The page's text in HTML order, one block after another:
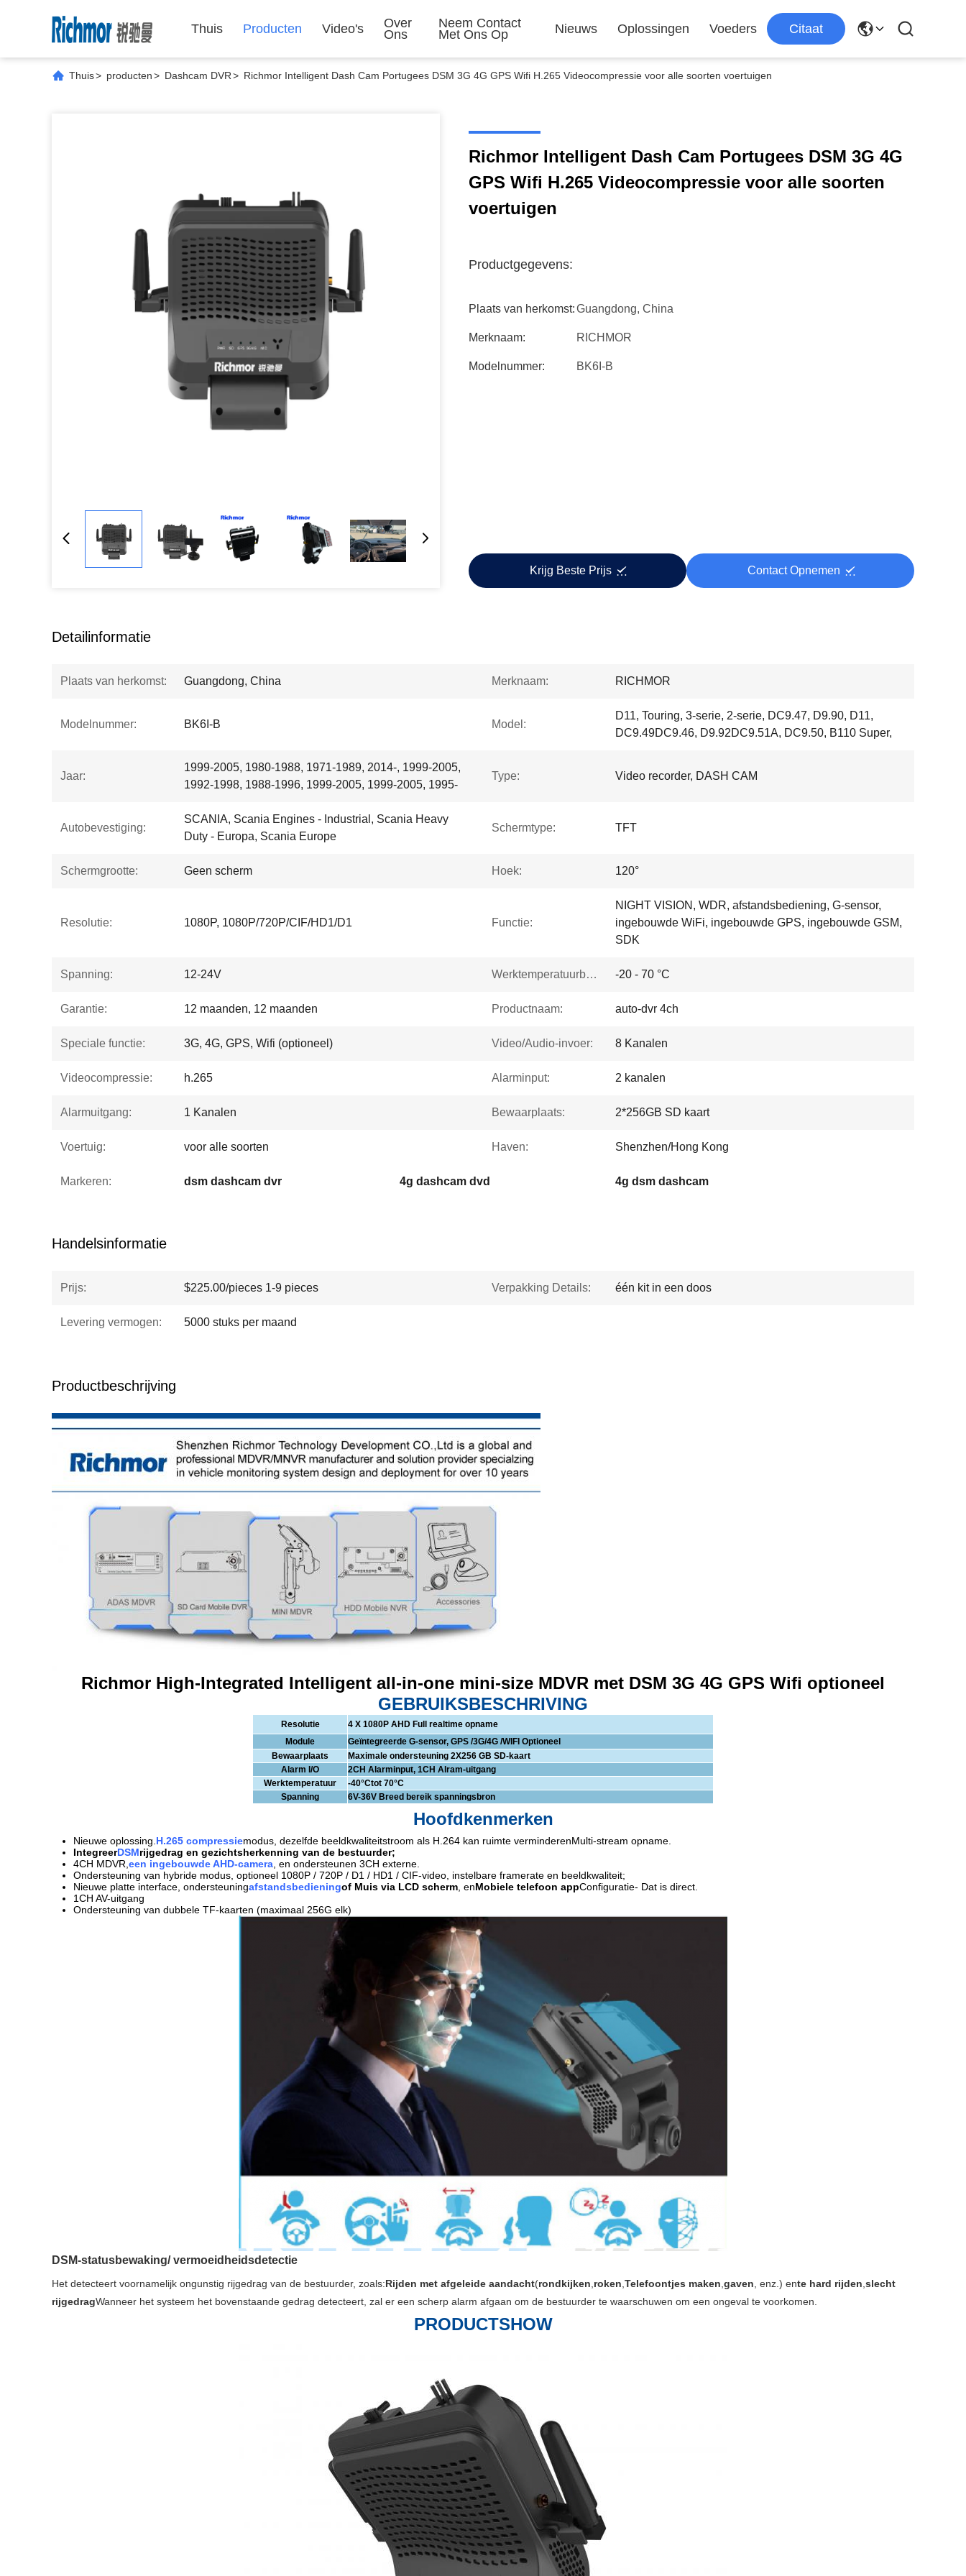
Thuis Producten Video's
Over
Ons
Neem Contact
Met Ons Op
Nieuws Oplossingen Voeders Citaat
Thuis> producten> Dashcam DVR> Richmor Intelligent Dash Cam Portugees DSM 3G 4G GPS Wifi H.265 Videocompressie voor alle soorten voertuigen
Richmor Intelligent Dash Cam Portugees DSM 3G 4G
GPS Wifi H.265 Videocompressie voor alle soorten
voertuigen
Productgegevens:
Plaats van herkomst:Guangdong, China
Merknaam: RICHMOR
Modelnummer: BK6I-B
Krijg Beste Prijs Contact Opnemen
Detailinformatie
Plaats van herkomst: Guangdong, China Merknaam: RICHMOR
Modelnummer: BK6I-B Model:
D11, Touring, 3-serie, 2-serie, DC9.47, D9.90, D11,
DC9.49DC9.46, D9.92DC9.51A, DC9.50, B110 Super,
Jaar:
1999-2005, 1980-1988, 1971-1989, 2014-, 1999-2005,
1992-1998, 1988-1996, 1999-2005, 1999-2005, 1995-
Type: Video recorder, DASH CAM
Autobevestiging:
SCANIA, Scania Engines - Industrial, Scania Heavy
Duty - Europa, Scania Europe
Schermtype: TFT
Schermgrootte: Geen scherm Hoek: 120°
Resolutie: 1080P, 1080P/720P/CIF/HD1/D1 Functie:
NIGHT VISION, WDR, afstandsbediening, G-sensor,
ingebouwde WiFi, ingebouwde GPS, ingebouwde GSM,
SDK
Spanning: 12-24V Werktemperatuurbereik: -20 - 70 °C
Garantie: 12 maanden, 12 maanden Productnaam: auto-dvr 4ch
Speciale functie: 3G, 4G, GPS, Wifi (optioneel) Video/Audio-invoer: 8 Kanalen
Videocompressie: h.265 Alarminput: 2 kanalen
Alarmuitgang: 1 Kanalen Bewaarplaats: 2*256GB SD kaart
Voertuig: voor alle soorten Haven: Shenzhen/Hong Kong
Markeren: dsm dashcam dvr 4g dashcam dvd 4g dsm dashcam
Handelsinformatie
Prijs: $225.00/pieces 1-9 pieces Verpakking Details: één kit in een doos
Levering vermogen: 5000 stuks per maand
Productbeschrijving
Richmor High-Integrated Intelligent all-in-one mini-size MDVR met DSM 3G 4G GPS Wifi optioneel
GEBRUIKSBESCHRIVING
Resolutie
4 X 1080P AHD Full realtime opname
Module
Geïntegreerde G-sensor, GPS /3G/4G /WIFI Optioneel
Bewaarplaats
Maximale ondersteuning 2X256 GB SD-kaart
Alarm I/O
2CH Alarminput, 1CH Alram-uitgang
Werktemperatuur
-40°Ctot 70°C
Spanning
6V-36V Breed bereik spanningsbron
Hoofdkenmerken
Nieuwe oplossing. H.265 compressiemodus, dezelfde beeldkwaliteitstroom als H.264 kan ruimte verminderenMulti-stream opname.
IntegreerDSMrijgedrag en gezichtsherkenning van de bestuurder;
4CH MDVR, een ingebouwde AHD-camera , en ondersteunen 3CH externe.
Ondersteuning van hybride modus, optioneel 1080P / 720P / D1 / HD1 / CIF-video, instelbare framerate en beeldkwaliteit;
Nieuwe platte interface, ondersteuningafstandsbedieningof Muis via LCD scherm , enMobiele telefoon appConfiguratie- Dat is direct.
1CH AV-uitgang
Ondersteuning van dubbele TF-kaarten (maximaal 256G elk)
DSM-statusbewaking/ vermoeidheidsdetectie
Het detecteert voornamelijk ongunstig rijgedrag van de bestuurder, zoals:Rijden met afgeleide aandacht(rondkijken roken Telefoontjes maken gaven , enz.) ente hard rijden slecht
rijgedragWanneer het systeem het bovenstaande gedrag detecteert, zal er een scherp alarm afgaan om de bestuurder te waarschuwen om een ongeval te voorkomen.
PRODUCTSHOW